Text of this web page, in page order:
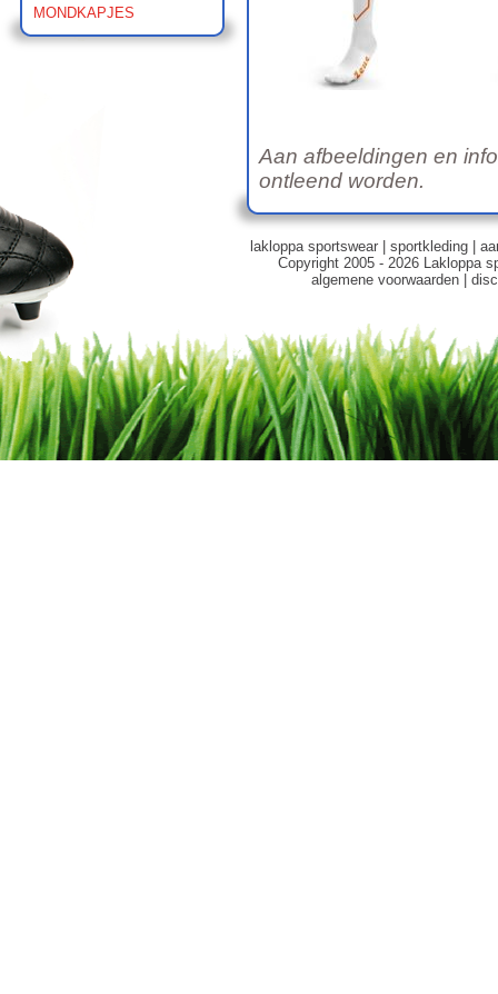
MONDKAPJES
Aan afbeeldingen en
ontleend worden.
lakloppa sportswear| sportkleding|
Copyright 2005 - 2026 Lakloppa
algemene voorwaarden